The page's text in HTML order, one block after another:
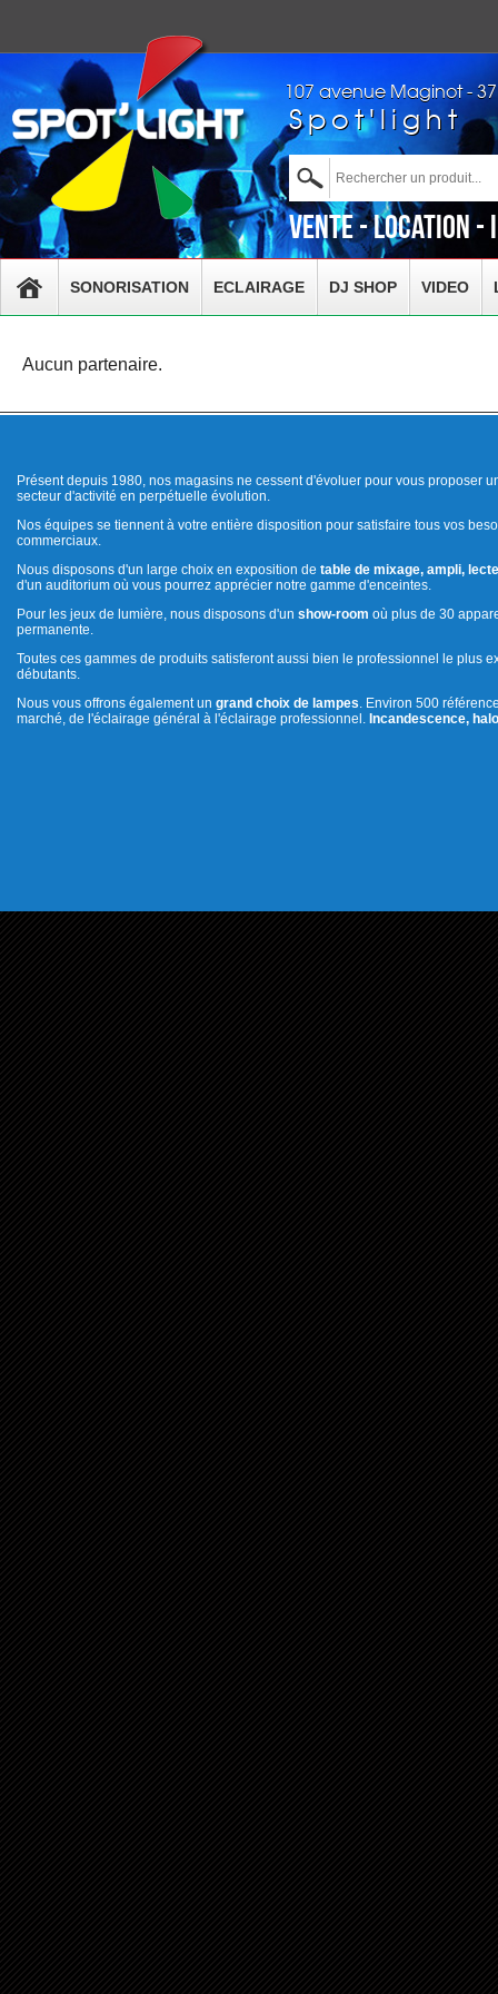
Spot'light
107 avenue Maginot -
Vente - Location
SONORISATION ECLAIRAGE DJ SHOP VIDEO
Aucun partenaire.
Présent depuis 1980, nos magasins ne cessent d'évoluer pour vous proposer
secteur d'activité en perpétuelle évolution.
Nos équipes se tiennent à votre entière disposition pour satisfaire tous vos
commerciaux.
Nous disposons d'un large choix en exposition de table de mixage, ampli,
d'un auditorium où vous pourrez apprécier notre gamme d'enceintes.
Pour les jeux de lumière, nous disposons d'un show-room où plus de 30
permanente.
Toutes ces gammes de produits satisferont aussi bien le professionnel le plus
débutants.
Nous vous offrons également un grand choix de lampes. Environ 500
marché, de l'éclairage général à l'éclairage professionnel. Incandescence,